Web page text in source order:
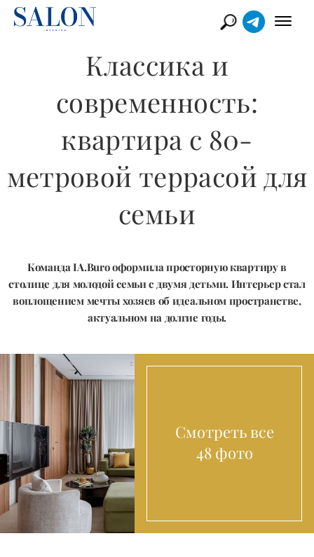
Классика и
современность:
квартира с 80-
метровой террасой для
семьи
Команда IA.Buro оформила просторную квартиру в
столице для молодой семьи с двумя детьми. Интерьер стал
воплощением мечты хозяев об идеальном пространстве,
актуальном на долгие годы.
Смотреть все
48 фото